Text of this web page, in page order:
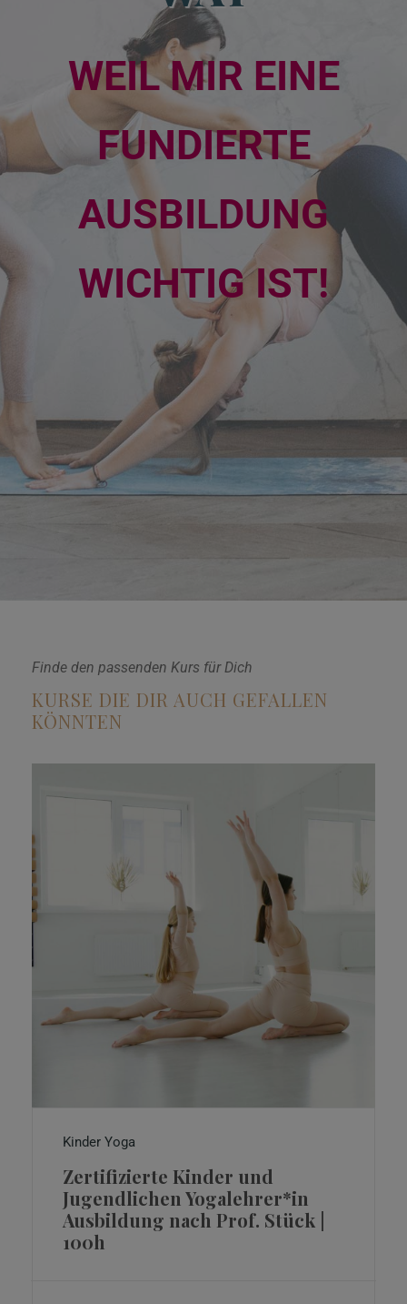
WEIL MIR EINE
FUNDIERTE
AUSBILDUNG
WICHTIG IST!
Finde den passenden Kurs für Dich
KURSE DIE DIR AUCH GEFALLEN
KÖNNTEN
Kinder Yoga
Zertifizierte Kinder und
Jugendlichen Yogalehrer*in
Ausbildung nach Prof. Stück |
100h